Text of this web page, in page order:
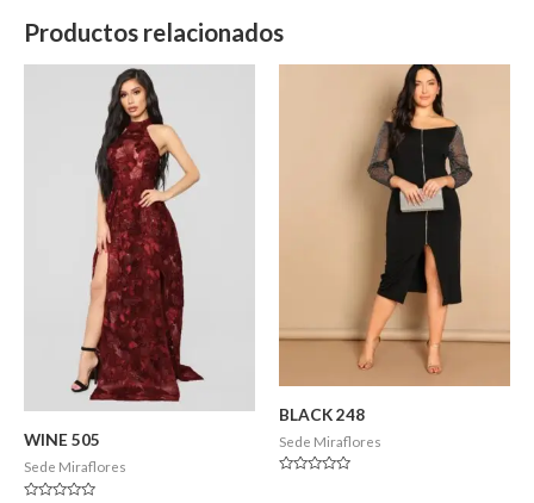
Productos relacionados
WINE 505
Sede Miraflores
BLACK 248
Sede Miraflores